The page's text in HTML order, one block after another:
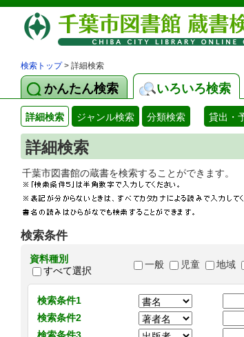
検索トップ> 詳細検索
かんたん検索 いろいろ検索
詳細検索 ジャンル検索 分類検索 貸出・
詳細検索
千葉市図書館の蔵書を検索するこ
検索条件
資料種別
すべて選択
一般 児童 地域
検索条件1
検索条件2